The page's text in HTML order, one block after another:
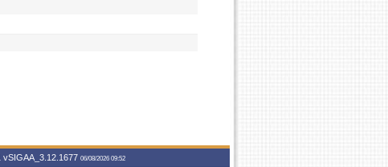
vSIGAA_3.12.1677 06/08/2026 09:52